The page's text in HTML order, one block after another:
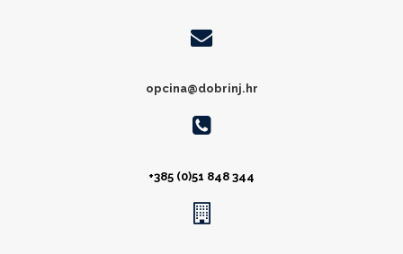
opcina@dobrinj.hr
+385 (0)51 848 344